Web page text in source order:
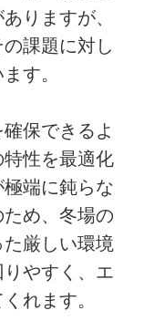
りますが、
課題に対し
す。
保できるよ
性を最適化
端に鈍らな
め、冬場の
厳しい環境
やすく、エ
れます。